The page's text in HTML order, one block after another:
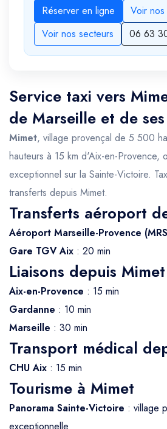
Réserver en ligne
Voir
Voir nos secteurs
06 63
Service taxi vers
de Marseille et de
Mimet, village provençal de 5 500
hauteurs à 15 km d'Aix-en-Provence,
exceptionnel sur la Sainte-Victoire.
transferts depuis Mimet.
Transferts aéroport
Aéroport Marseille-Provence
Gare TGV Aix : 20 min
Liaisons depuis Mimet
Aix-en-Provence : 15 min
Gardanne : 10 min
Marseille : 30 min
Transport médical
CHU Aix : 15 min
Tourisme à Mimet
Panorama Sainte-Victoire : village